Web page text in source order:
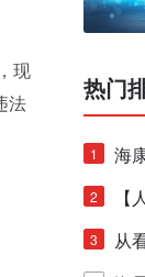
现
法
热门
1
海
里
2
宁
3
从